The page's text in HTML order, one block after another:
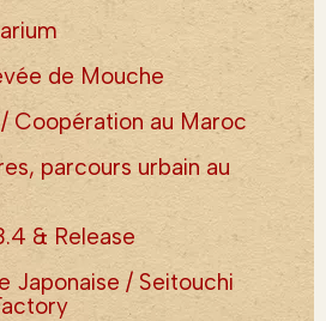
de Mouche
Coopération au Maroc
parcours urbain au
& Release
Japonaise / Seitouchi